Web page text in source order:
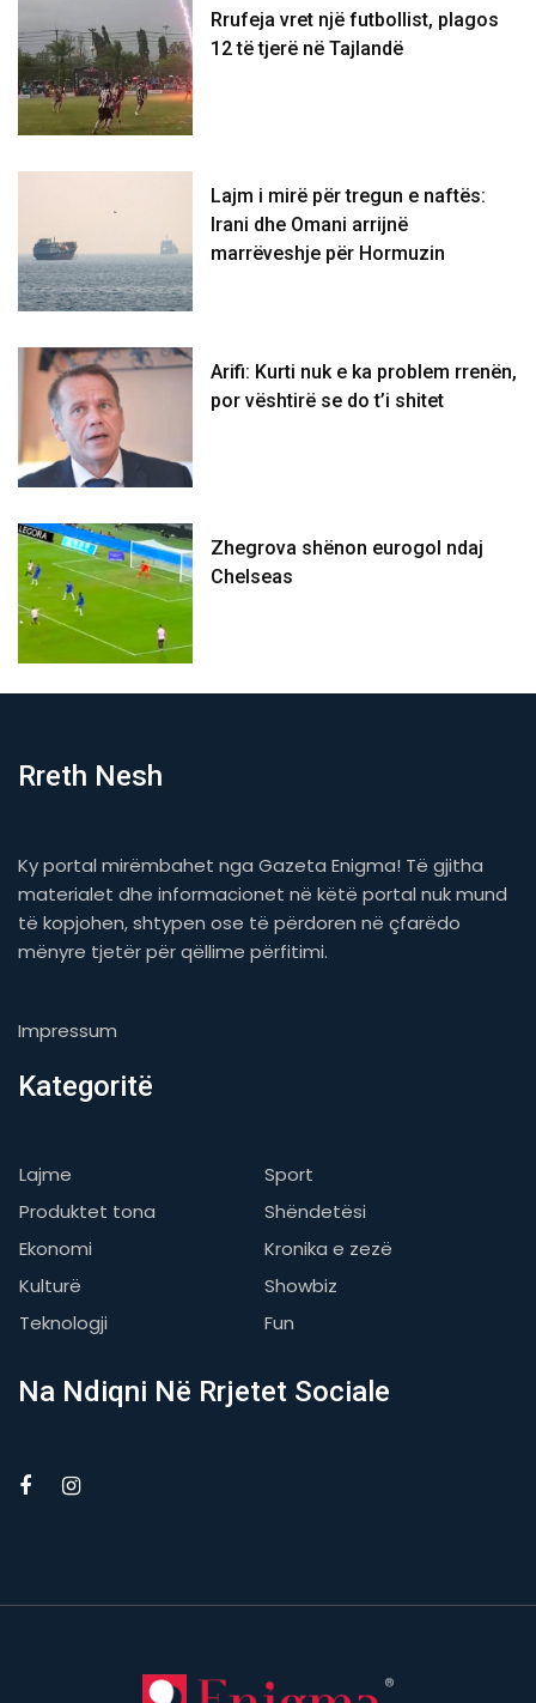
Rrufeja vret një futbollist, plagos
12 të tjerë në Tajlandë
Lajm i mirë për tregun e naftës:
Irani dhe Omani arrijnë
marrëveshje për Hormuzin
Arifi: Kurti nuk e ka problem rrenën,
por vështirë se do t’i shitet
Zhegrova shënon eurogol ndaj
Chelseas
Rreth Nesh
Ky portal mirëmbahet nga Gazeta Enigma! Të gjitha
materialet dhe informacionet në këtë portal nuk mund
të kopjohen, shtypen ose të përdoren në çfarëdo
mënyre tjetër për qëllime përfitimi.
Impressum
Kategoritë
Lajme
Sport
Produktet tona
Shëndetësi
Ekonomi
Kronika e zezë
Kulturë
Showbiz
Teknologji
Fun
Na Ndiqni Në Rrjetet Sociale